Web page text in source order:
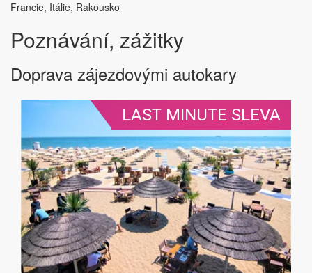
Francie, Itálie, Rakousko
Poznávání, zážitky
Doprava zájezdovými autokary
LAST MINUTE SLEVA